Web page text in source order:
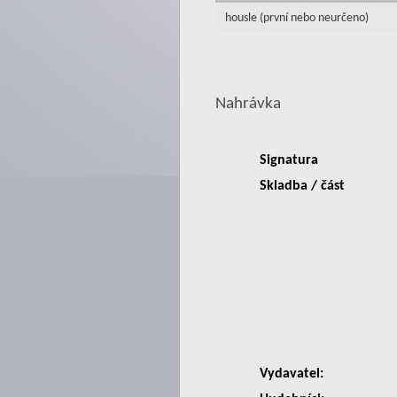
housle (první nebo neurčeno)
Nahrávka
Signatura
Skladba / část
Vydavatel: